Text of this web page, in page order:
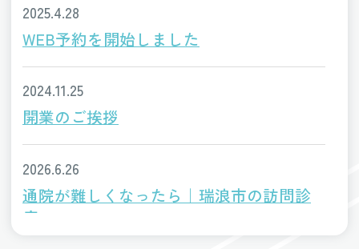
2025年度から、65歳の方などへの帯状疱疹ワ
クチンの予防接種が予防接種法に基づく定期接
種の対象となりました。
令和8年度（2026年4月1日〜2027年3月31日）
歳・75歳・80歳・85歳・90歳・95歳・100歳
になる方、および60〜64歳でヒト免疫不全ウ
イルス（HIV）による免疫機能障害を有する方
なお、過去に帯状疱疹ワクチン（生ワクチン・
原則として定期接種の対象外となります。
2025.4.28
WEB予約を開始しました
2024.11.25
開業のご挨拶
2026.6.26
通院が難しくなったら｜瑞浪市の訪問診
療